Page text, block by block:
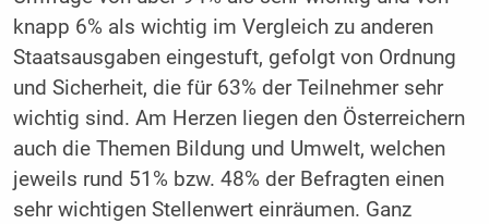
knapp 6% als wichtig im Vergleich zu anderen
Staatsausgaben eingestuft, gefolgt von Ordnung
und Sicherheit, die für 63% der Teilnehmer sehr
wichtig sind. Am Herzen liegen den Österreichern
auch die Themen Bildung und Umwelt, welchen
jeweils rund 51% bzw. 48% der Befragten einen
sehr wichtigen Stellenwert einräumen. Ganz